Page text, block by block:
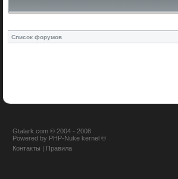
Список форумов
Gtalark.com © 2004 - 2008
Powered by PHP-Nuke kernel ©
Контакты | Правила